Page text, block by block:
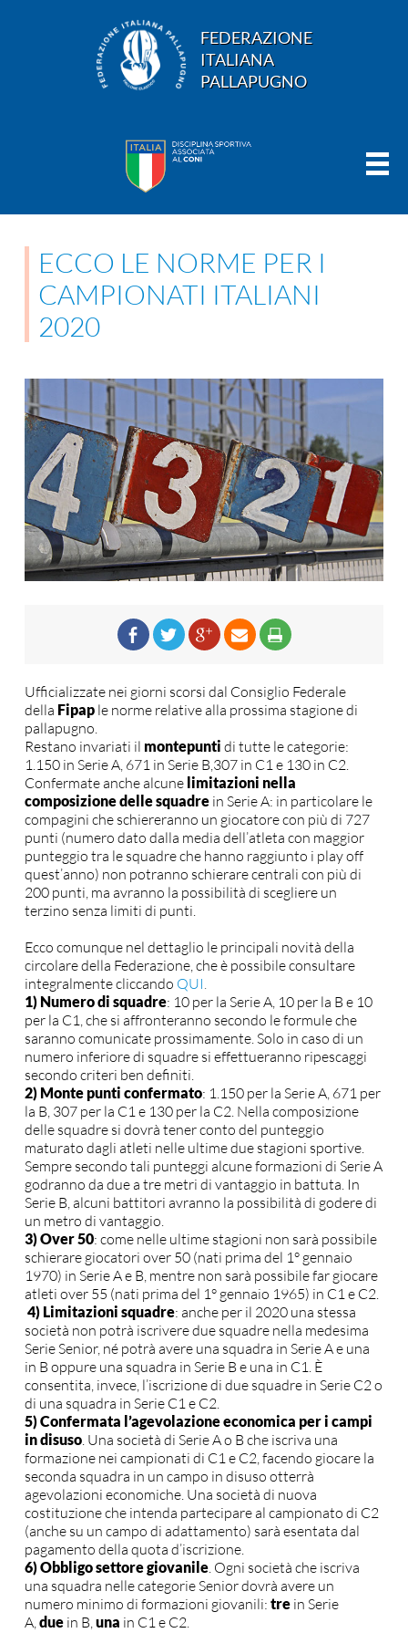
FEDERAZIONE
ITALIANA
PALLAPUGNO
ECCO LE NORME PER I
CAMPIONATI ITALIANI
2020
Ufficializzate nei giorni scorsi dal Consiglio Federale
della Fipap le norme relative alla prossima stagione di
pallapugno.
Restano invariati il montepunti di tutte le categorie:
1.150 in Serie A, 671 in Serie B,307 in C1 e 130 in C2.
Confermate anche alcune limitazioni nella
composizione delle squadre in Serie A: in particolare le
compagini che schiereranno un giocatore con più di 727
punti (numero dato dalla media dell’atleta con maggior
punteggio tra le squadre che hanno raggiunto i play off
quest’anno) non potranno schierare centrali con più di
200 punti, ma avranno la possibilità di scegliere un
terzino senza limiti di punti.
Ecco comunque nel dettaglio le principali novità della
circolare della Federazione, che è possibile consultare
integralmente cliccando QUI.
1) Numero di squadre: 10 per la Serie A, 10 per la B e 10
per la C1, che si affronteranno secondo le formule che
saranno comunicate prossimamente. Solo in caso di un
numero inferiore di squadre si effettueranno ripescaggi
secondo criteri ben definiti.
2) Monte punti confermato: 1.150 per la Serie A, 671 per
la B, 307 per la C1 e 130 per la C2. Nella composizione
delle squadre si dovrà tener conto del punteggio
maturato dagli atleti nelle ultime due stagioni sportive.
Sempre secondo tali punteggi alcune formazioni di Serie A
godranno da due a tre metri di vantaggio in battuta. In
Serie B, alcuni battitori avranno la possibilità di godere di
un metro di vantaggio.
3) Over 50: come nelle ultime stagioni non sarà possibile
schierare giocatori over 50 (nati prima del 1° gennaio
1970) in Serie A e B, mentre non sarà possibile far giocare
atleti over 55 (nati prima del 1° gennaio 1965) in C1 e C2.
4) Limitazioni squadre: anche per il 2020 una stessa
società non potrà iscrivere due squadre nella medesima
Serie Senior, né potrà avere una squadra in Serie A e una
in B oppure una squadra in Serie B e una in C1. È
consentita, invece, l’iscrizione di due squadre in Serie C2 o
di una squadra in Serie C1 e C2.
5) Confermata l’agevolazione economica per i campi
in disuso. Una società di Serie A o B che iscriva una
formazione nei campionati di C1 e C2, facendo giocare la
seconda squadra in un campo in disuso otterrà
agevolazioni economiche. Una società di nuova
costituzione che intenda partecipare al campionato di C2
(anche su un campo di adattamento) sarà esentata dal
pagamento della quota d’iscrizione.
6) Obbligo settore giovanile. Ogni società che iscriva
una squadra nelle categorie Senior dovrà avere un
numero minimo di formazioni giovanili: tre in Serie
A,due in B,una in C1 e C2.